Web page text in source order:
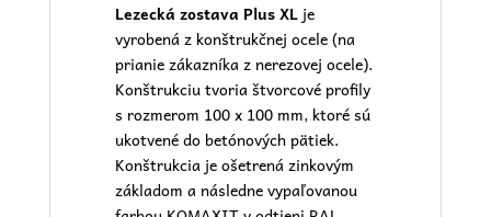
Lezecká zostava Plus XL je
vyrobená z konštrukčnej ocele (na
prianie zákazníka z nerezovej ocele).
Konštrukciu tvoria štvorcové profily
s rozmerom 100 x 100 mm, ktoré sú
ukotvené do betónových pätiek.
Konštrukcia je ošetrená zinkovým
základom a následne vypaľovanou